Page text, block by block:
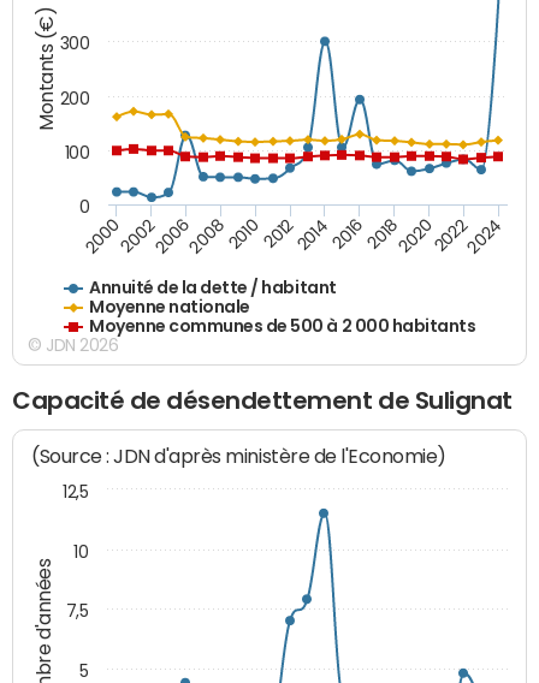
Montants (€)
Annuité de la dette / habitant
Moyenne nationale
Moyenne communes de 500 à 2 000 habitants
200020022006200820102012201420162018202020222024
0
100
200
300
© JDN 2026
Capacité de désendettement de Sulignat
Nombre d'années
(Source : JDN d'après ministère de l'Economie)
5
7,5
10
12,5